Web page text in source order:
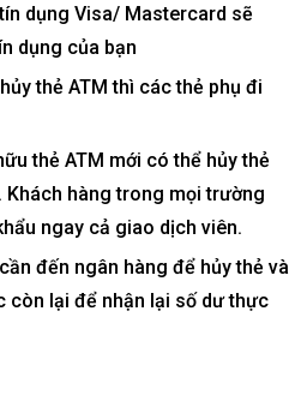
dụng Visa/ Mastercard sẽ
dụng của bạn
thẻ ATM thì các thẻ phụ đi
thẻ ATM mới có thể hủy thẻ
Khách hàng trong mọi trường
ngay cả giao dịch viên.
đến ngân hàng để hủy thẻ và
còn lại để nhận lại số dư thực